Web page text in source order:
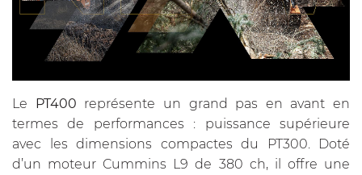
Le PT400 représente un grand pas en avant en
termes de performances : puissance supérieure
avec les dimensions compactes du PT300. Doté
d’un moteur Cummins L9 de 380 ch, il offre une